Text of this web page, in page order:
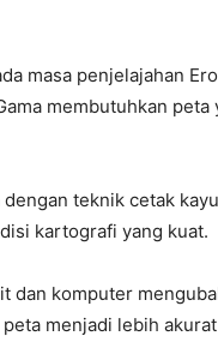
masa penjelajahan
membutuhkan
teknik cetak
kartografi yang kuat.
dan komputer
menjadi lebih